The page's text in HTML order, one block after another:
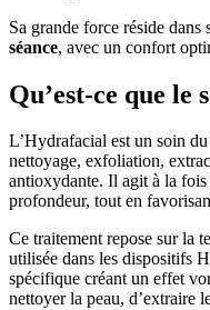
Sa grande force réside dans
séance, avec un confort
Qu’est-ce que
L’Hydrafacial est un soin
nettoyage, exfoliation,
antioxydante. Il agit à la fois
profondeur, tout en
Ce traitement repose sur la
utilisée dans les dispositifs
spécifique créant un effet
nettoyer la peau, d’extraire